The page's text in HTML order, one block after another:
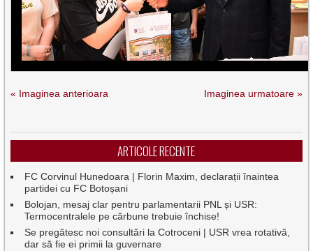
« Imaginea anterioara Imaginea urmatoare »
ARTICOLE RECENTE
FC Corvinul Hunedoara | Florin Maxim, declarații înaintea
partidei cu FC Botoșani
Bolojan, mesaj clar pentru parlamentarii PNL și USR:
Termocentralele pe cărbune trebuie închise!
Se pregătesc noi consultări la Cotroceni | USR vrea rotativă,
dar să fie ei primii la guvernare